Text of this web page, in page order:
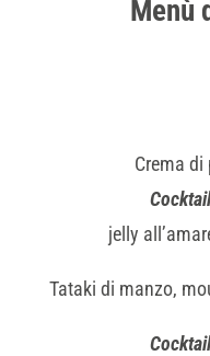
Menù
Crema
jelly
Tataki di manzo,